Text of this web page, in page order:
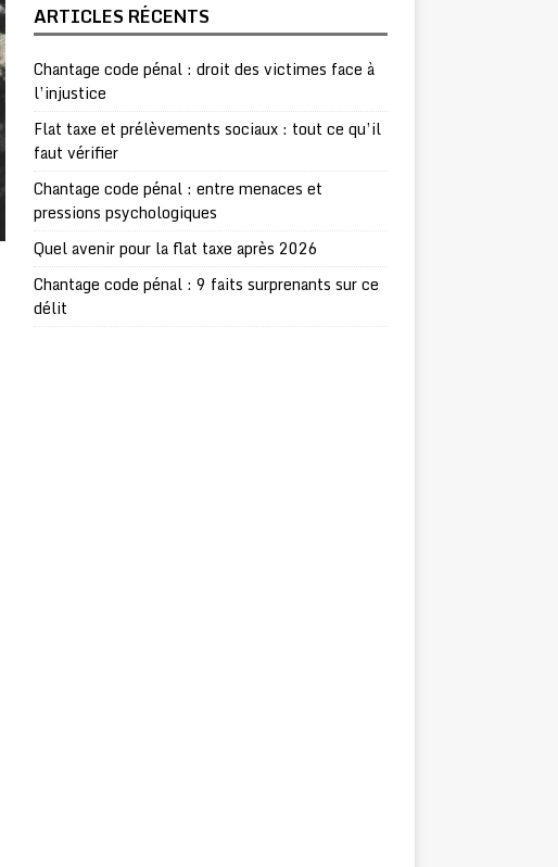
ARTICLES RÉCENTS
Chantage code pénal : droit des victimes face à
l’injustice
Flat taxe et prélèvements sociaux : tout ce qu’il
faut vérifier
Chantage code pénal : entre menaces et
pressions psychologiques
Quel avenir pour la flat taxe après 2026
Chantage code pénal : 9 faits surprenants sur ce
délit